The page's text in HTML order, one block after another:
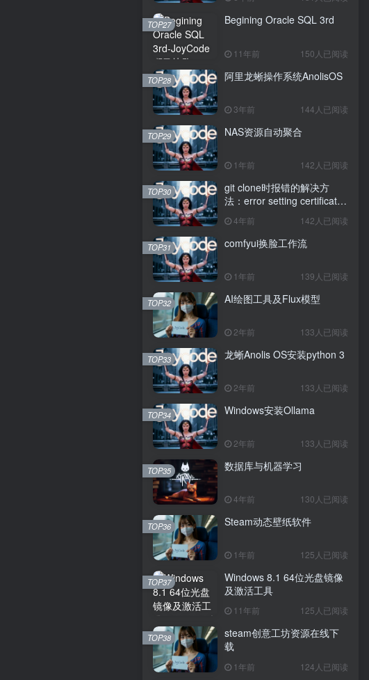
Begining Oracle SQL 3rd
11年前 150人已阅读
TOP27
阿里龙蜥操作系统AnolisOS
3年前 144人已阅读
TOP28
NAS资源自动聚合
1年前 142人已阅读
TOP29
git clone时报错的解决方
法：error setting certificate
4年前 142人已阅读
TOP30
comfyui换脸工作流
1年前 139人已阅读
TOP31
AI绘图工具及Flux模型
2年前 133人已阅读
TOP32
龙蜥Anolis OS安装python 3
2年前 133人已阅读
TOP33
Windows安装Ollama
2年前 133人已阅读
TOP34
数据库与机器学习
4年前 130人已阅读
TOP35
Steam动态壁纸软件
1年前 125人已阅读
TOP36
Windows 8.1 64位光盘镜像
及激活工具
11年前 125人已阅读
TOP37
steam创意工坊资源在线下
载
1年前 124人已阅读
TOP38